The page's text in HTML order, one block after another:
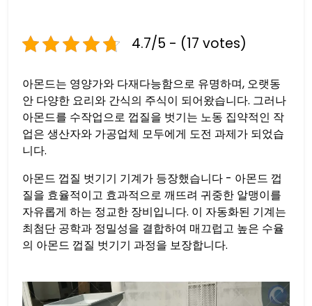
4.7/5 - (17 votes)
아몬드는 영양가와 다재다능함으로 유명하며, 오랫동
안 다양한 요리와 간식의 주식이 되어왔습니다. 그러나
아몬드를 수작업으로 껍질을 벗기는 노동 집약적인 작
업은 생산자와 가공업체 모두에게 도전 과제가 되었습
니다.
아몬드 껍질 벗기기 기계가 등장했습니다 - 아몬드 껍
질을 효율적이고 효과적으로 깨뜨려 귀중한 알맹이를
자유롭게 하는 정교한 장비입니다. 이 자동화된 기계는
최첨단 공학과 정밀성을 결합하여 매끄럽고 높은 수율
의 아몬드 껍질 벗기기 과정을 보장합니다.